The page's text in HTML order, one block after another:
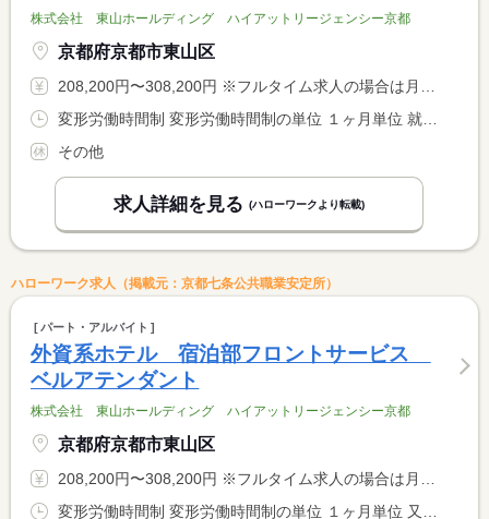
株式会社 東山ホールディング ハイアットリージェンシー京都
京都府京都市東山区
208,200円〜308,200円 ※フルタイム求人の場合は月額（換算額）、パート求人の場合は時間額を表示しています。
その他
求人詳細を見る (ハローワークより転載)
ハローワーク求人（掲載元：京都七条公共職業安定所）
パート・アルバイト
外資系ホテル 宿泊部フロントサービス
ベルアテンダント
株式会社 東山ホールディング ハイアットリージェンシー京都
京都府京都市東山区
208,200円〜308,200円 ※フルタイム求人の場合は月額（換算額）、パート求人の場合は時間額を表示しています。